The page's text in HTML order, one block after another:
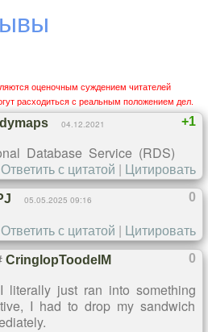
В радиусе 1,5 км
школа, ТРЦ «Моремолл»,
и пляжей. Покупка новой
станет знаковым
А помочь осуществиться
недвижимости у
лояльности от застройщика:
на 6 месяцев без
скидка при
70%; ипотечные кредиты
оценочным суждением читателей
расходиться с реальным положением дел.
+1
04.12.2021
Database Service (RDS)
Ответить с цитатой | Цитировать
0
05.05.2025 09:16
Ответить с цитатой | Цитировать
0
CringlopToodeIM
literally just ran into something
I had to drop my sandwich